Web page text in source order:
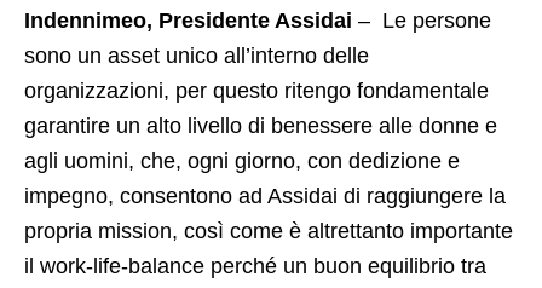
Indennimeo, Presidente Assidai – Le persone
sono un asset unico all’interno delle
organizzazioni, per questo ritengo fondamentale
garantire un alto livello di benessere alle donne e
agli uomini, che, ogni giorno, con dedizione e
impegno, consentono ad Assidai di raggiungere la
propria mission, così come è altrettanto importante
il work-life-balance perché un buon equilibrio tra